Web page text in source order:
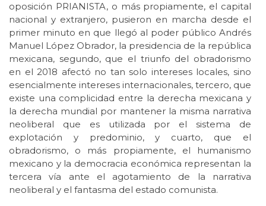
oposición PRIANISTA, o más propiamente, el capital
nacional y extranjero, pusieron en marcha desde el
primer minuto en que llegó al poder público Andrés
Manuel López Obrador, la presidencia de la república
mexicana, segundo, que el triunfo del obradorismo
en el 2018 afectó no tan solo intereses locales, sino
esencialmente intereses internacionales, tercero, que
existe una complicidad entre la derecha mexicana y
la derecha mundial por mantener la misma narrativa
neoliberal que es utilizada por el sistema de
explotación y predominio, y cuarto, que el
obradorismo, o más propiamente, el humanismo
mexicano y la democracia económica representan la
tercera vía ante el agotamiento de la narrativa
neoliberal y el fantasma del estado comunista.